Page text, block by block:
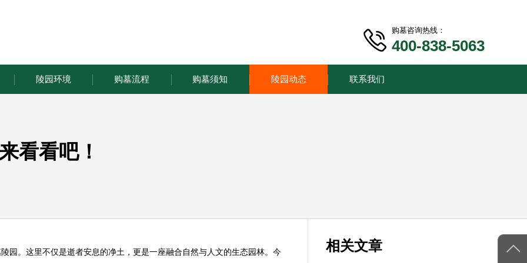
购墓咨询热线：
400-838-5063
陵园环境 购墓流程 购墓须知 陵园动态 联系我们
看看吧！
园 。这里不仅是逝者安息的净土，更是一座融合自然与人文的生态园林。今 相关文章